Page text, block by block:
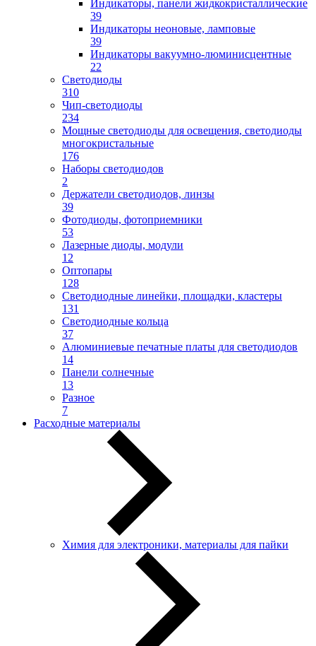
Индикаторы, панели жидкокристаллические
39
Индикаторы неоновые, ламповые
39
Индикаторы вакуумно-люминисцентные
22
Светодиоды
310
Чип-светодиоды
234
Мощные светодиоды для освещения, светодиоды
многокристальные
176
Наборы светодиодов
2
Держатели светодиодов, линзы
39
Фотодиоды, фотоприемники
53
Лазерные диоды, модули
12
Оптопары
128
Светодиодные линейки, площадки, кластеры
131
Светодиодные кольца
37
Алюминиевые печатные платы для светодиодов
14
Панели солнечные
13
Разное
7
Расходные материалы
Химия для электроники, материалы для пайки